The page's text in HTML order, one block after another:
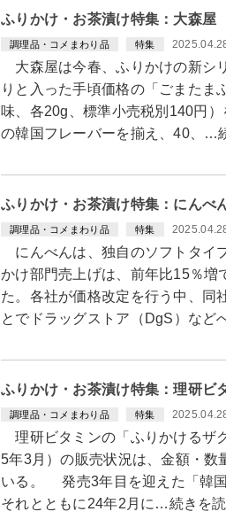
ふりかけ・お茶漬け特集：大森
調理品・コメまわり品 特集
大森屋は今春、ふりかけの新シ
りと入った手頃価格の「ごまたま
味、各20g、標準小売税別140円
の韓国フレーバーを揃え、40、…
ふりかけ・お茶漬け特集：にん
調理品・コメまわり品 特集
にんべんは、独自のソフトタイ
かけ部門売上げは、前年比15％増
た。各社が価格改定を行う中、同
とでドラッグストア（DgS）など
ふりかけ・お茶漬け特集：理研
調理品・コメまわり品 特集
理研ビタミンの「ふりかけるザ
5年3月）の販売状況は、金額・数
いる。 発売3年目を迎えた「韓国
それとともに24年2月に…続きを